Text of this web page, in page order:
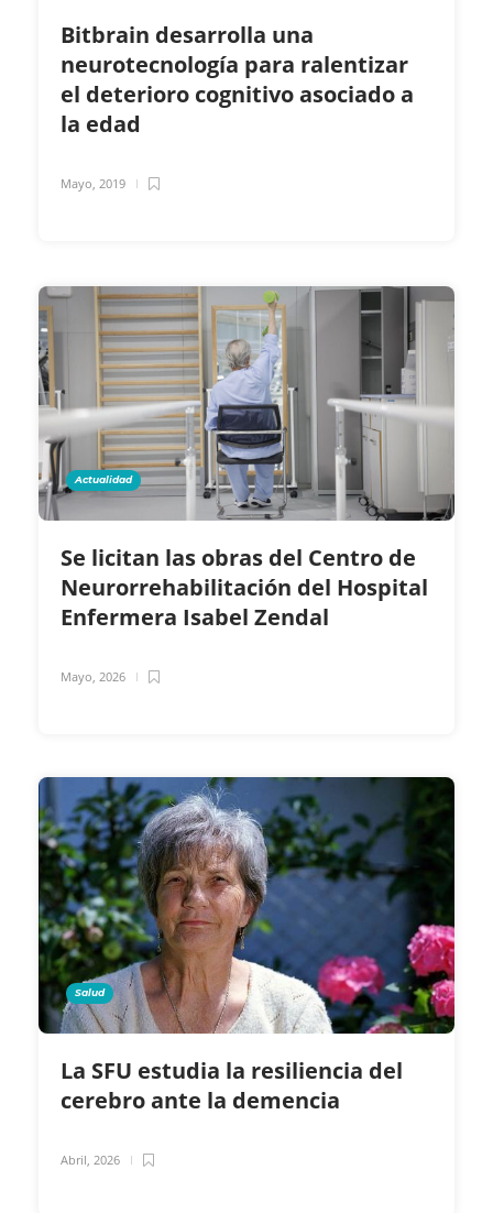
Bitbrain desarrolla una
neurotecnología para ralentizar
el deterioro cognitivo asociado a
la edad
Mayo, 2019
Actualidad
Se licitan las obras del Centro de
Neurorrehabilitación del Hospital
Enfermera Isabel Zendal
Mayo, 2026
Salud
La SFU estudia la resiliencia del
cerebro ante la demencia
Abril, 2026